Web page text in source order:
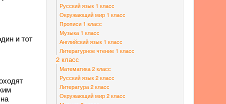
и тот
Русский язык 1 класс
Окружающий мир 1 класс
Прописи 1 класс
Музыка 1 класс
Английский язык 1 класс
Литературное чтение 1 класс
2 класс
Математика 2 класс
Русский язык 2 класс
Литература 2 класс
Окружающий мир 2 класс